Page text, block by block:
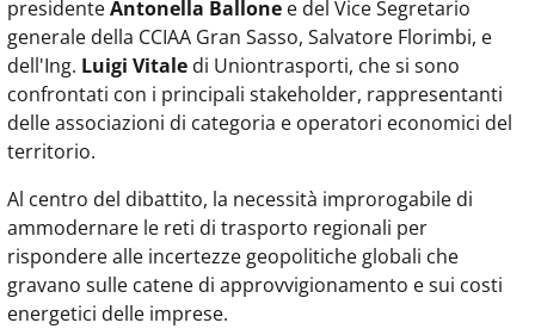
presidenteAntonella Ballone e del Vice Segretario
generale della CCIAA Gran Sasso, Salvatore Florimbi, e
dell'Ing. Luigi Vitale di Uniontrasporti, che si sono
confrontati con i principali stakeholder, rappresentanti
delle associazioni di categoria e operatori economici del
territorio.
Al centro del dibattito, la necessità improrogabile di
ammodernare le reti di trasporto regionali per
rispondere alle incertezze geopolitiche globali che
gravano sulle catene di approvvigionamento e sui costi
energetici delle imprese.